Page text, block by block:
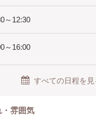
ル】
の午前》または《13時～16時
って早めに終了したり、少し
はお問合せください
～12:30
～16:00
すべての日程を見
・雰囲気